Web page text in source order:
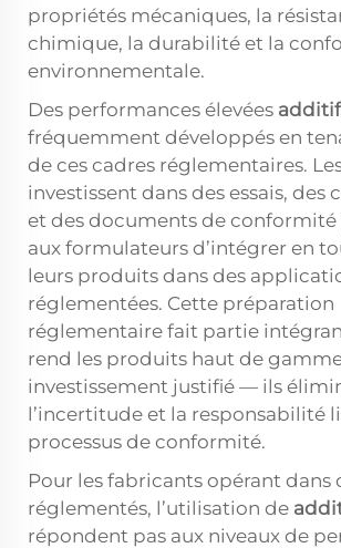
propriétés mécaniques, la
chimique, la durabilité et la
environnementale.
Des performances élevées
fréquemment développés en
de ces cadres réglementaires.
investissent dans des essais, des
et des documents de
aux formulateurs d’intégrer en
leurs produits dans des
réglementées. Cette préparation
réglementaire fait partie
rend les produits haut de
investissement justifié — ils
l’incertitude et la responsabilité
processus de conformité.
Pour les fabricants opérant dans
réglementés, l’utilisation de
répondent pas aux niveaux de